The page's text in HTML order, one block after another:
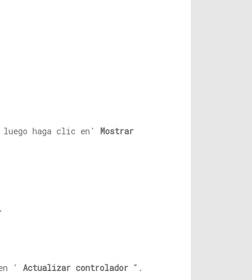
luego haga clic en' Mostrar
' Actualizar controlador “.